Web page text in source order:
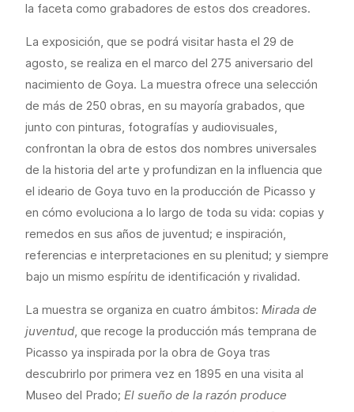
la faceta como grabadores de estos dos creadores.
La exposición, que se podrá visitar hasta el 29 de
agosto, se realiza en el marco del 275 aniversario del
nacimiento de Goya. La muestra ofrece una selección
de más de 250 obras, en su mayoría grabados, que
junto con pinturas, fotografías y audiovisuales,
confrontan la obra de estos dos nombres universales
de la historia del arte y profundizan en la influencia que
el ideario de Goya tuvo en la producción de Picasso y
en cómo evoluciona a lo largo de toda su vida: copias y
remedos en sus años de juventud; e inspiración,
referencias e interpretaciones en su plenitud; y siempre
bajo un mismo espíritu de identificación y rivalidad.
La muestra se organiza en cuatro ámbitos: Mirada de
juventud, que recoge la producción más temprana de
Picasso ya inspirada por la obra de Goya tras
descubrirlo por primera vez en 1895 en una visita al
Museo del Prado; El sueño de la razón produce